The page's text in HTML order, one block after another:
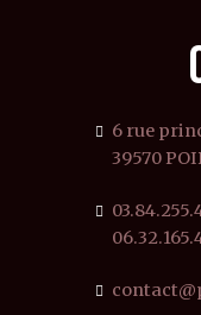
6 rue
39570